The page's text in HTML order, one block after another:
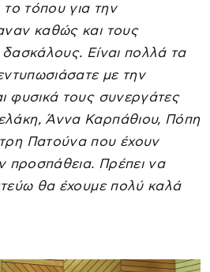
το τόπου για την
καθώς και τους
Είναι πολλά τα
με την
φυσικά τους συνεργάτες
Άννα Καρπάθιου, Πόπη
Πατούνα που έχουν
προσπάθεια. Πρέπει να
θα έχουμε πολύ καλά